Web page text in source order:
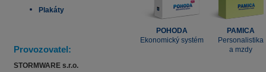
Plakáty
Provozovatel:
STORMWARE s.r.o.
POHODA
Ekonomický systém
PAMICA
Personalistika
a mzdy